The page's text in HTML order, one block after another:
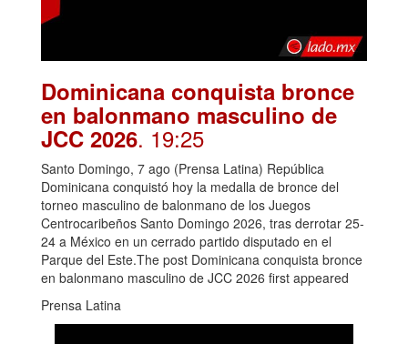
Dominicana conquista bronce
en balonmano masculino de
JCC 2026. 19:25
Santo Domingo, 7 ago (Prensa Latina) República
Dominicana conquistó hoy la medalla de bronce del
torneo masculino de balonmano de los Juegos
Centrocaribeños Santo Domingo 2026, tras derrotar 25-
24 a México en un cerrado partido disputado en el
Parque del Este.The post Dominicana conquista bronce
en balonmano masculino de JCC 2026 first appeared
Prensa Latina